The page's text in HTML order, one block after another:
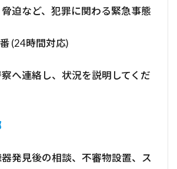
迫など、犯罪に関わる緊急事態
(24時間対応)
へ連絡し、状況を説明してくだ
発見後の相談、不審物設置、ス